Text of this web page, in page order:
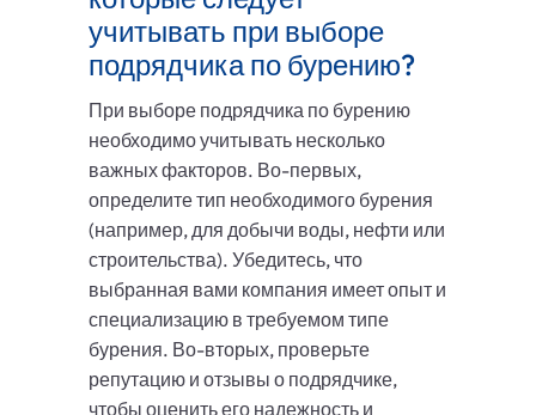
учитывать при выборе
подрядчика по бурению?
При выборе подрядчика по бурению
необходимо учитывать несколько
важных факторов. Во-первых,
определите тип необходимого бурения
(например, для добычи воды, нефти или
строительства). Убедитесь, что
выбранная вами компания имеет опыт и
специализацию в требуемом типе
бурения. Во-вторых, проверьте
репутацию и отзывы о подрядчике,
чтобы оценить его надежность и